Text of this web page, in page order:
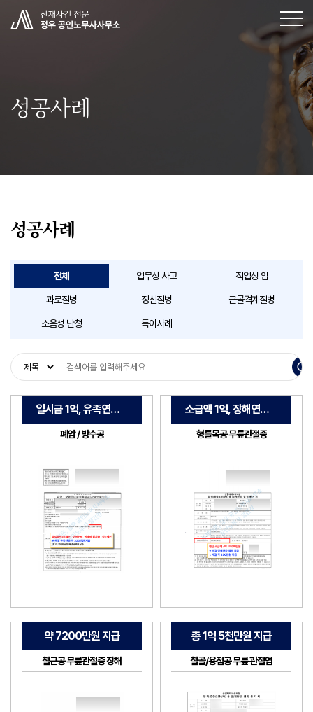
성공사례
성공사례
전체 업무상 사고 직업성 암
과로질병 정신질병 근골격계질병
소음성 난청 특이사례
일시금 1억, 유족연금
성공
폐암 / 방수공
소급액 1억, 장해연금
성공
형틀목공 무릎관절증
약 7200만원 지급
철근공 무릎관절증 장해
총 1억 5천만원 지급
철골/용접공 무릎 관절염